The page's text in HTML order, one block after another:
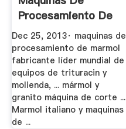
Procesamiento De
Granito ...
Dec 25, 2013· maquinas de
procesamiento de marmol
fabricante líder mundial de
equipos de trituracin y
molienda, ... mármol y
granito máquina de corte ...
Marmol italiano y maquinas
de ...